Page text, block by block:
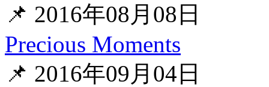
📌 2016年08月08日
Precious Moments
📌 2016年09月04日